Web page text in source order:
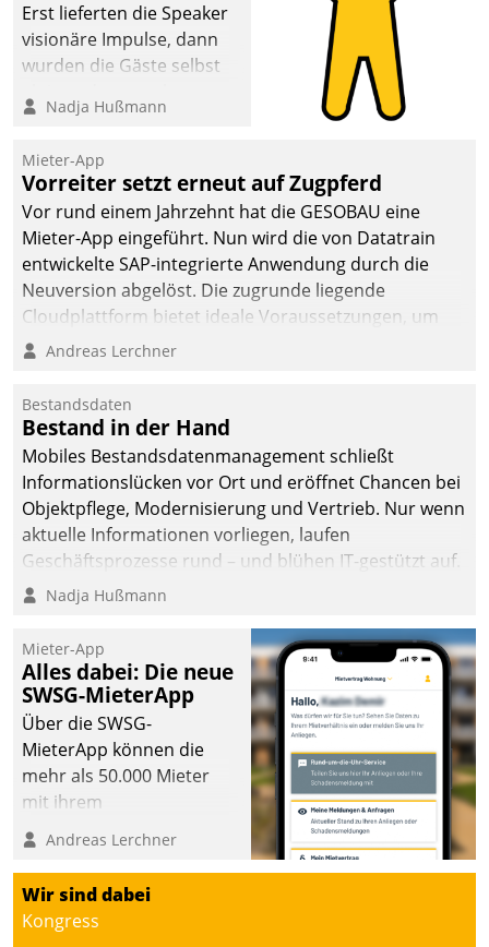
Erst lieferten die Speaker
visionäre Impulse, dann
wurden die Gäste selbst
methodisch
Quartier. Dazwischen
zeigte Datatrain, was es
Neues zu bieten hat.
Nadja Hußmann
Mieter-App
Vorreiter setzt erneut auf Zugpferd
Vor rund einem Jahrzehnt hat die GESOBAU eine
Mieter-App eingeführt. Nun wird die von Datatrain
entwickelte SAP-integrierte Anwendung durch die
Neuversion abgelöst. Die zugrunde liegende
Cloudplattform bietet ideale Voraussetzungen, um
die Funktionalität der App zu erweitern und weitere
integrieren.
Andreas Lerchner
Bestandsdaten
Bestand in der Hand
Mobiles Bestandsdatenmanagement schließt
Informationslücken vor Ort und eröffnet Chancen bei
Objektpflege, Modernisierung und Vertrieb. Nur wenn
aktuelle Informationen vorliegen, laufen
Geschäftsprozesse rund – und blühen IT-gestützt auf.
Nadja Hußmann
Mieter-App
Alles dabei: Die neue
SWSG-MieterApp
Über die SWSG-
MieterApp können die
mehr als 50.000 Mieter
mit ihrem
Wohnungsunternehmen
kommunizieren, auf dem
Laufenden bleiben, Daten
einsehen und ändern
oder
Andreas Lerchner
Wir sind dabei
Kongress